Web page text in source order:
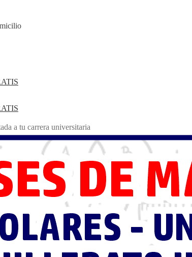
a tu carrera universitaria